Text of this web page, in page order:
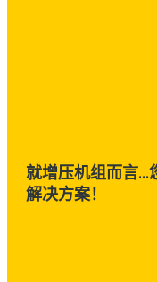
就增压机组而言
解决方案！